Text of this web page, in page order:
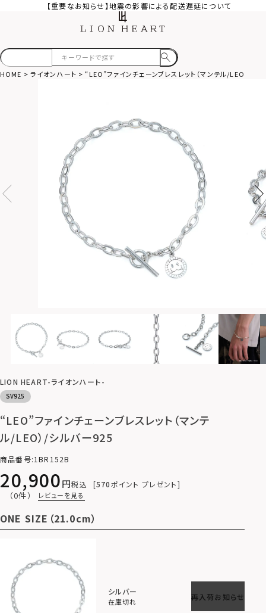
【重要なお知らせ】地震の影響による配送遅延について
HOME ライオンハート “LEO”ファインチェーンブレスレット（マンテル/LEO）/シ
LION HEART-ライオンハート-
SV925
“LEO”ファインチェーンブレスレット（マンテ
ル/LEO）/シルバー925
商品番号 1BR152B
20,900 税込 570ポイント プレゼント
（0件） レビューを見る
ONE SIZE（21.0cm）
シルバー
在庫切れ
再入荷お知らせ